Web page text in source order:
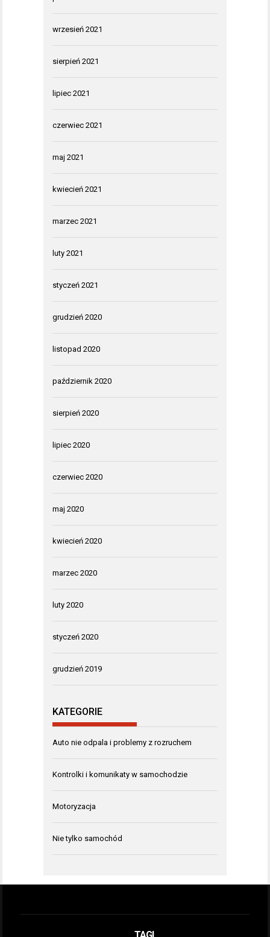
wrzesień 2021
sierpień 2021
lipiec 2021
czerwiec 2021
maj 2021
kwiecień 2021
marzec 2021
luty 2021
styczeń 2021
grudzień 2020
listopad 2020
październik 2020
sierpień 2020
lipiec 2020
czerwiec 2020
maj 2020
kwiecień 2020
marzec 2020
luty 2020
styczeń 2020
grudzień 2019
KATEGORIE
Auto nie odpala i problemy z rozruchem
Kontrolki i komunikaty w samochodzie
Motoryzacja
Nie tylko samochód